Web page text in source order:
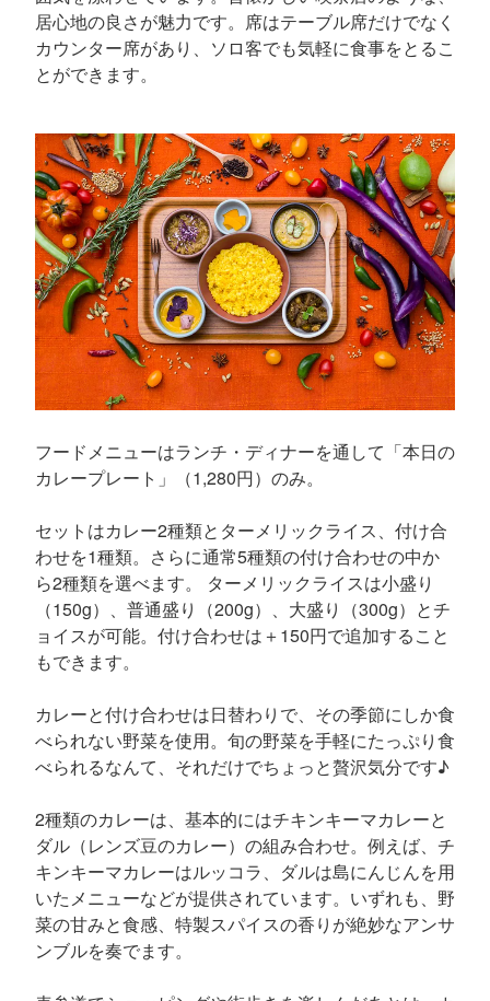
居心地の良さが魅力です。席はテーブル席だけでなく
カウンター席があり、ソロ客でも気軽に食事をとるこ
とができます。
フードメニューはランチ・ディナーを通して「本日の
カレープレート」（1,280円）のみ。
セットはカレー2種類とターメリックライス、付け合
わせを1種類。さらに通常5種類の付け合わせの中か
ら2種類を選べます。 ターメリックライスは小盛り
（150g）、普通盛り（200g）、大盛り（300g）とチ
ョイスが可能。付け合わせは＋150円で追加すること
もできます。
カレーと付け合わせは日替わりで、その季節にしか食
べられない野菜を使用。旬の野菜を手軽にたっぷり食
べられるなんて、それだけでちょっと贅沢気分です♪
2種類のカレーは、基本的にはチキンキーマカレーと
ダル（レンズ豆のカレー）の組み合わせ。例えば、チ
キンキーマカレーはルッコラ、ダルは島にんじんを用
いたメニューなどが提供されています。いずれも、野
菜の甘みと食感、特製スパイスの香りが絶妙なアンサ
ンブルを奏でます。